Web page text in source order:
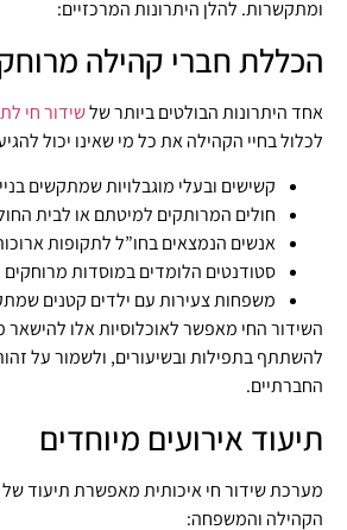
ומתקשרות. להלן היתרונות המרכזיים:
הכללת חברי קהילה
אחד היתרונות הבולטים ביותר שלשידור חי
לכלול בחיי הקהילה את כל מי שאינו יכול
קשישים ובעלי מוגבלויות שמתקשים
חולים המרותקים למיטתם או לבית
אנשים הנמצאים בחו”ל לתקופות
סטודנטים הלומדים במוסדות מרוחקים
משפחות צעירות עם ילדים קטנים
השידור החי מאפשר לאוכלוסיות אלו להישאר
להשתתף בתפילות ובשיעורים, ולשמור על
החברתיים.
תיעוד אירועים מיוחדים
מערכת שידור חי איכותית מאפשרת תיעוד של
הקהילה והמשפחה: